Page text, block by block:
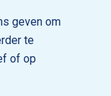
geven om
te
of op